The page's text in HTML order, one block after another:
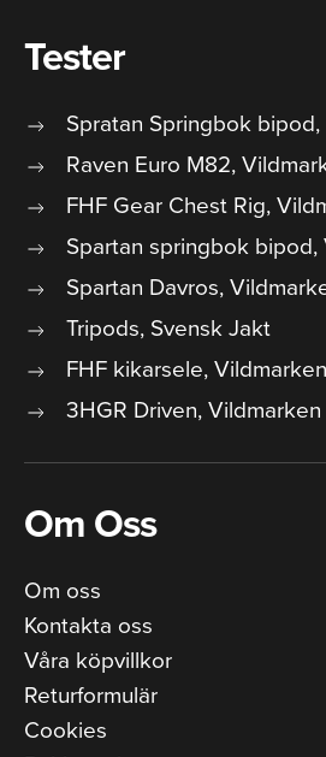
Tester
Spratan Springbok
Raven Euro M82,
FHF Gear Chest Rig,
Spartan springbok bipod,
Spartan Davros,
Tripods, Svensk Jakt
FHF kikarsele, Vildmarken
3HGR Driven, Vildmarken
Om Oss
Om oss
Kontakta oss
Våra köpvillkor
Returformulär
Cookies